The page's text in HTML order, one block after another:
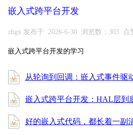
嵌入式跨平台开发
zhgx 发布于 2026-6-30 浏览数：303 点
嵌入式跨平台开发的学习
从轮询到回调：嵌入式事件驱
好的嵌入式代码，都长着一副